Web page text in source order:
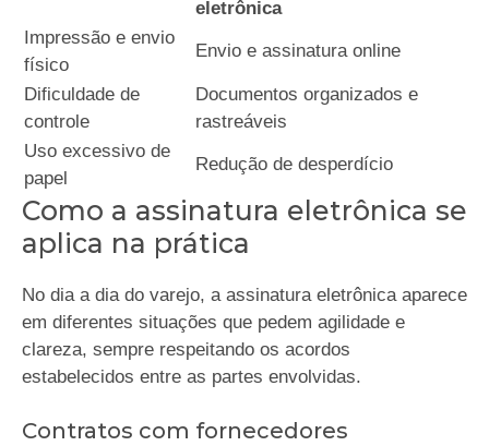
eletrônica
Impressão e envio
físico
Envio e assinatura online
Dificuldade de
controle
Documentos organizados e
rastreáveis
Uso excessivo de
papel
Redução de desperdício
Como a assinatura eletrônica se
aplica na prática
No dia a dia do varejo, a assinatura eletrônica aparece
em diferentes situações que pedem agilidade e
clareza, sempre respeitando os acordos
estabelecidos entre as partes envolvidas.
Contratos com fornecedores